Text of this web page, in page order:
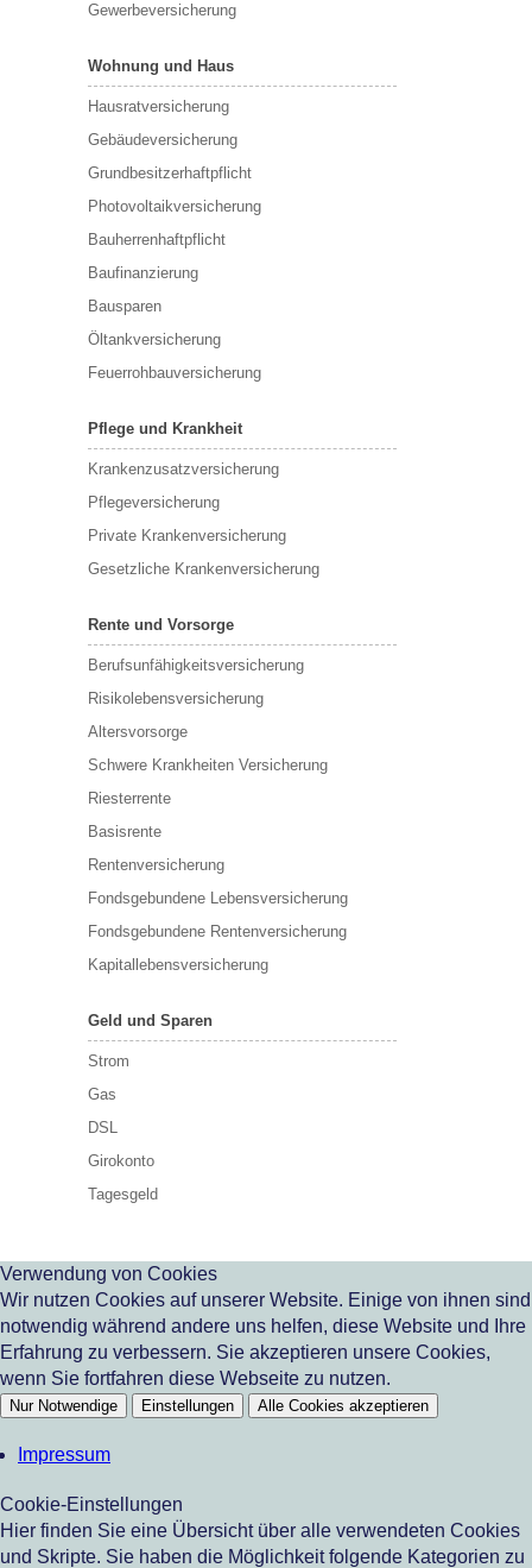
Gewerbeversicherung
Wohnung und Haus
Hausratversicherung
Gebäudeversicherung
Grundbesitzerhaftpflicht
Photovoltaikversicherung
Bauherrenhaftpflicht
Baufinanzierung
Bausparen
Öltankversicherung
Feuerrohbauversicherung
Pflege und Krankheit
Krankenzusatzversicherung
Pflegeversicherung
Private Krankenversicherung
Gesetzliche Krankenversicherung
Rente und Vorsorge
Berufs­unfähigkeitsversicherung
Risikolebensversicherung
Altersvorsorge
Schwere Krankheiten Versicherung
Riesterrente
Basisrente
Rentenversicherung
Fondsgebundene Lebensversicherung
Fondsgebundene Rentenversicherung
Kapitallebensversicherung
Geld und Sparen
Strom
Gas
DSL
Girokonto
Tagesgeld
Verwendung von Cookies
Wir nutzen Cookies auf unserer Website. Einige von ihnen sind
notwendig während andere uns helfen, diese Website und Ihre
Erfahrung zu verbessern. Sie akzeptieren unsere Cookies,
wenn Sie fortfahren diese Webseite zu nutzen.
Nur Notwendige Einstellungen Alle Cookies akzeptieren
Impressum
Cookie-Einstellungen
Hier finden Sie eine Übersicht über alle verwendeten Cookies
und Skripte. Sie haben die Möglichkeit folgende Kategorien zu